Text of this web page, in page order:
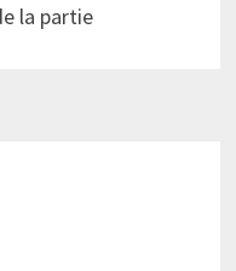
la partie